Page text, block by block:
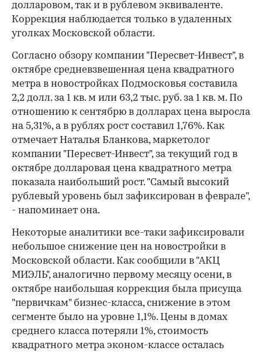
долларовом, так и в рублевом эквиваленте.
Коррекция наблюдается только в удаленных
уголках Московской области.
Согласно обзору компании "Пересвет-Инвест", в
октябре средневзвешенная цена квадратного
метра в новостройках Подмосковья составила
2,2 долл. за 1 кв. м или 63,2 тыс. руб. за 1 кв. м. По
отношению к сентябрю в долларах цена выросла
на 5,31%, а в рублях рост составил 1,76%. Как
отмечает Наталья Бланкова, маркетолог
компании "Пересвет-Инвест", за текущий год в
октябре долларовая цена квадратного метра
показала наибольший рост. "Самый высокий
рублевый уровень был зафиксирован в феврале",
- напоминает она.
Некоторые аналитики все-таки зафиксировали
небольшое снижение цен на новостройки в
Московской области. Как сообщили в "АКЦ
МИЭЛЬ", аналогично первому месяцу осени, в
октябре наибольшая коррекция была присуща
"первичкам" бизнес-класса, снижение в этом
сегменте было на уровне 1,1%. Цены в домах
среднего класса потеряли 1%, стоимость
квадратного метра эконом-классе осталась